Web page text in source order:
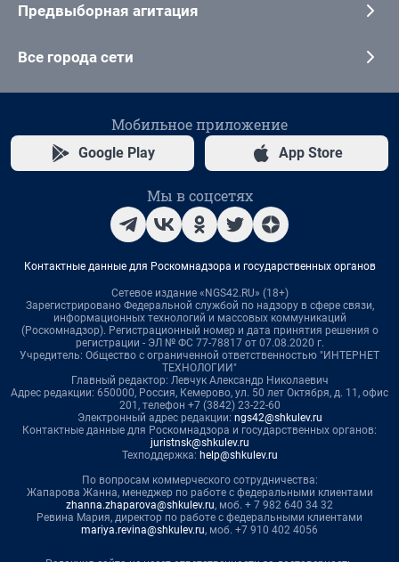
Предвыборная агитация
Все города сети
Мобильное приложение
Google Play App Store
Мы в соцсетях
Контактные данные для Роскомнадзора и государственных органов
Сетевое издание «NGS42.RU» (18+)
Зарегистрировано Федеральной службой по надзору в сфере связи,
информационных технологий и массовых коммуникаций
(Роскомнадзор). Регистрационный номер и дата принятия решения о
регистрации - ЭЛ № ФС 77-78817 от 07.08.2020 г.
Учредитель: Общество с ограниченной ответственностью "ИНТЕРНЕТ
ТЕХНОЛОГИИ"
Главный редактор: Левчук Александр Николаевич
Адрес редакции: 650000, Россия, Кемерово, ул. 50 лет Октября, д. 11, офис
201, телефон +7 (3842) 23-22-60
Электронный адрес редакции: ngs42@shkulev.ru
Контактные данные для Роскомнадзора и государственных органов:
juristnsk@shkulev.ru
Техподдержка: help@shkulev.ru
По вопросам коммерческого сотрудничества:
Жапарова Жанна, менеджер по работе с федеральными клиентами
zhanna.zhaparova@shkulev.ru, моб. + 7 982 640 34 32
Ревина Мария, директор по работе с федеральными клиентами
mariya.revina@shkulev.ru, моб. +7 910 402 4056